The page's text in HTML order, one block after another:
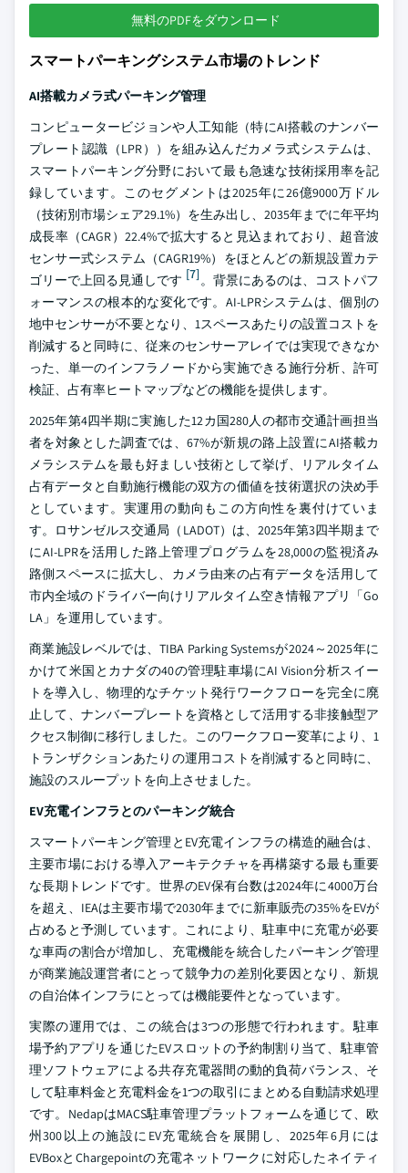
無料のPDFをダウンロード
スマートパーキングシステム市場のトレンド
AI搭載カメラ式パーキング管理
コンピュータービジョンや人工知能（特にAI搭載のナンバー
プレート認識（LPR））を組み込んだカメラ式システムは、
スマートパーキング分野において最も急速な技術採用率を記
録しています。このセグメントは2025年に26億9000万ドル
（技術別市場シェア29.1%）を生み出し、2035年までに年平均
成長率（CAGR）22.4%で拡大すると見込まれており、超音波
センサー式システム（CAGR19%）をほとんどの新規設置カテ
ゴリーで上回る見通しです [7]。背景にあるのは、コストパフ
ォーマンスの根本的な変化です。AI-LPRシステムは、個別の
地中センサーが不要となり、1スペースあたりの設置コストを
削減すると同時に、従来のセンサーアレイでは実現できなか
った、単一のインフラノードから実施できる施行分析、許可
検証、占有率ヒートマップなどの機能を提供します。
2025年第4四半期に実施した12カ国280人の都市交通計画担当
者を対象とした調査では、67%が新規の路上設置にAI搭載カ
メラシステムを最も好ましい技術として挙げ、リアルタイム
占有データと自動施行機能の双方の価値を技術選択の決め手
としています。実運用の動向もこの方向性を裏付けていま
す。ロサンゼルス交通局（LADOT）は、2025年第3四半期まで
にAI-LPRを活用した路上管理プログラムを28,000の監視済み
路側スペースに拡大し、カメラ由来の占有データを活用して
市内全域のドライバー向けリアルタイム空き情報アプリ「Go
LA」を運用しています。
商業施設レベルでは、TIBA Parking Systemsが2024～2025年に
かけて米国とカナダの40の管理駐車場にAI Vision分析スイー
トを導入し、物理的なチケット発行ワークフローを完全に廃
止して、ナンバープレートを資格として活用する非接触型ア
クセス制御に移行しました。このワークフロー変革により、1
トランザクションあたりの運用コストを削減すると同時に、
施設のスループットを向上させました。
EV充電インフラとのパーキング統合
スマートパーキング管理とEV充電インフラの構造的融合は、
主要市場における導入アーキテクチャを再構築する最も重要
な長期トレンドです。世界のEV保有台数は2024年に4000万台
を超え、IEAは主要市場で2030年までに新車販売の35%をEVが
占めると予測しています。これにより、駐車中に充電が必要
な車両の割合が増加し、充電機能を統合したパーキング管理
が商業施設運営者にとって競争力の差別化要因となり、新規
の自治体インフラにとっては機能要件となっています。
実際の運用では、この統合は3つの形態で行われます。駐車
場予約アプリを通じたEVスロットの予約制割り当て、駐車管
理ソフトウェアによる共存充電器間の動的負荷バランス、そ
して駐車料金と充電料金を1つの取引にまとめる自動請求処理
です。NedapはMACS駐車管理プラットフォームを通じて、欧
州300以上の施設にEV充電統合を展開し、2025年6月には
EVBoxとChargepointの充電ネットワークに対応したネイティ